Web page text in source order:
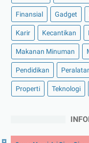
Finansial Gadget
Karir Kecantikan
Makanan Minuman
Pendidikan
Properti Teknologi